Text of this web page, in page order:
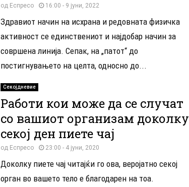
од Еспресо 16:00 - 9 јуни, 2022
Здравиот начин на исхрана и редовната физичка
активност се единствениот и најдобар начин за
совршена линија. Сепак, на „патот“ до
постигнувањето на целта, односно до...
Секојдневие
Работи кои може да се случат
со вашиот организам доколку
секој ден пиете чај
од Еспресо 23:00 - 4 јуни, 2020
Доколку пиете чај читајќи го ова, веројатно секој
орган во вашето тело е благодарен на тоа.